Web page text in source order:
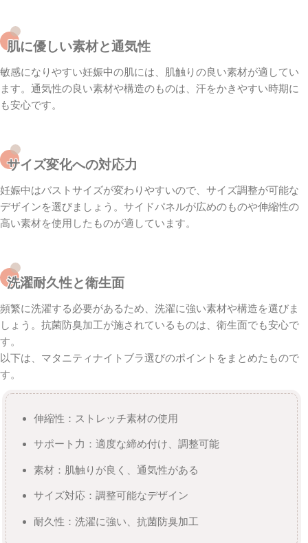
肌に優しい素材と通気性
敏感になりやすい妊娠中の肌には、肌触りの良い素材が適してい
ます。通気性の良い素材や構造のものは、汗をかきやすい時期に
も安心です。
サイズ変化への対応力
妊娠中はバストサイズが変わりやすいので、サイズ調整が可能な
デザインを選びましょう。サイドパネルが広めのものや伸縮性の
高い素材を使用したものが適しています。
洗濯耐久性と衛生面
頻繁に洗濯する必要があるため、洗濯に強い素材や構造を選びま
しょう。抗菌防臭加工が施されているものは、衛生面でも安心で
す。
以下は、マタニティナイトブラ選びのポイントをまとめたもので
す。
伸縮性：ストレッチ素材の使用
サポート力：適度な締め付け、調整可能
素材：肌触りが良く、通気性がある
サイズ対応：調整可能なデザイン
耐久性：洗濯に強い、抗菌防臭加工